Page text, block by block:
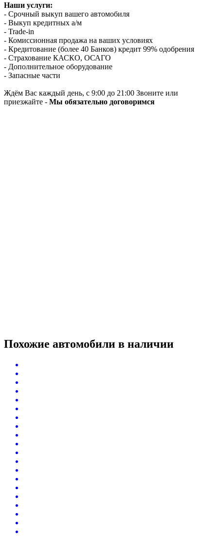
Наши услуги:
- Срочный выкуп вашего автомобиля
- Выкуп кредитных а/м
- Trade-in
- Комиссионная продажа на ваших условиях
- Кредитование (более 40 Банков) кредит 99% одобрения
- Страхование КАСКО, ОСАГО
- Дополнительное оборудование
- Запасные части
Ждём Вас каждый день, с 9:00 до 21:00 Звоните или
приезжайте - Мы обязательно договоримся
Похожие автомобили в наличии